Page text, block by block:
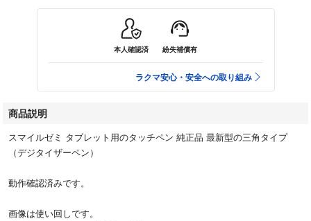
本人確認済 紛失補償有
ラクマ安心・安全への取り組み
商品説明
スマイルゼミ タブレット用のタッチペン 純正品 最新型の三角タイプ
（デジタイザーペン）
動作確認済みです。
画像は使い回しです。